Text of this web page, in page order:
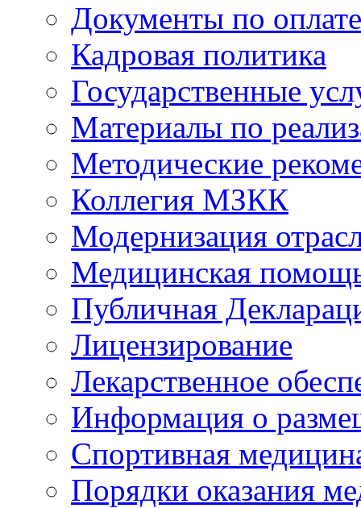
Документы по
Кадровая политика
Государственные
Материалы по
Методические
Коллегия МЗКК
Модернизация
Медицинская
Публичная
Лицензирование
Лекарственное
Информация о
Спортивная
Порядки оказания